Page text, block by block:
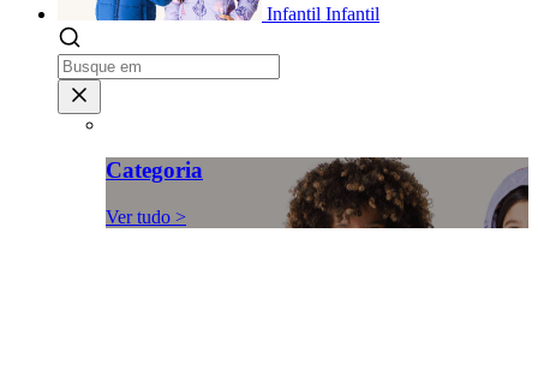
Infantil Infantil
Categoria
Ver tudo >